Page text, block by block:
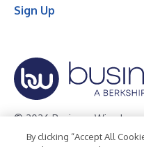
Sign Up
© 2026 Business Wire, Inc.
Privacy Policy Cookie
By clicking “Accept All